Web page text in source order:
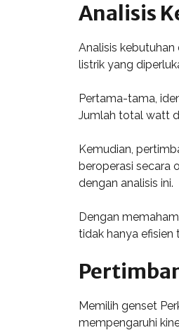
Analisis
Analisis
listrik yang
Pertama-tama,
Jumlah total watt
Kemudian,
beroperasi secara
dengan analisis ini.
Dengan
tidak hanya
Memilih genset
mempengaruhi